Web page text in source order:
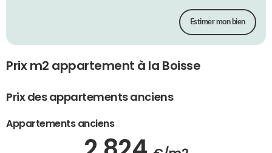
Estimer mon bien
Prix m2 appartement à la Boisse
Prix des appartements anciens
Appartements anciens